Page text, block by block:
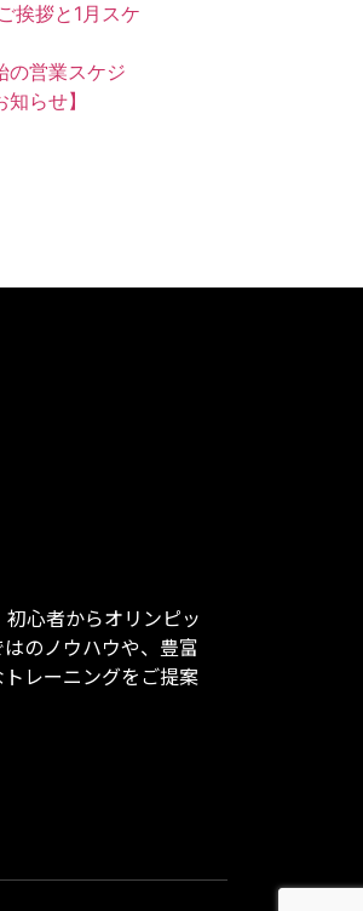
ロンで強くなる】定期オンライン＠火曜
トライアスロンで強くなる】定期オンライン＠木曜
挨拶と1月スケ
の営業スケジ
らせ】
心者からオリンピッ
のノウハウや、豊富
レーニングをご提案